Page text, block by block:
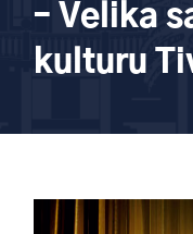
– Velika
kulturu